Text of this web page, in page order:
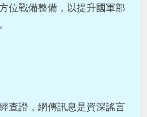
位戰備整備，以提升國軍部
查證，網傳訊息是資深謠言